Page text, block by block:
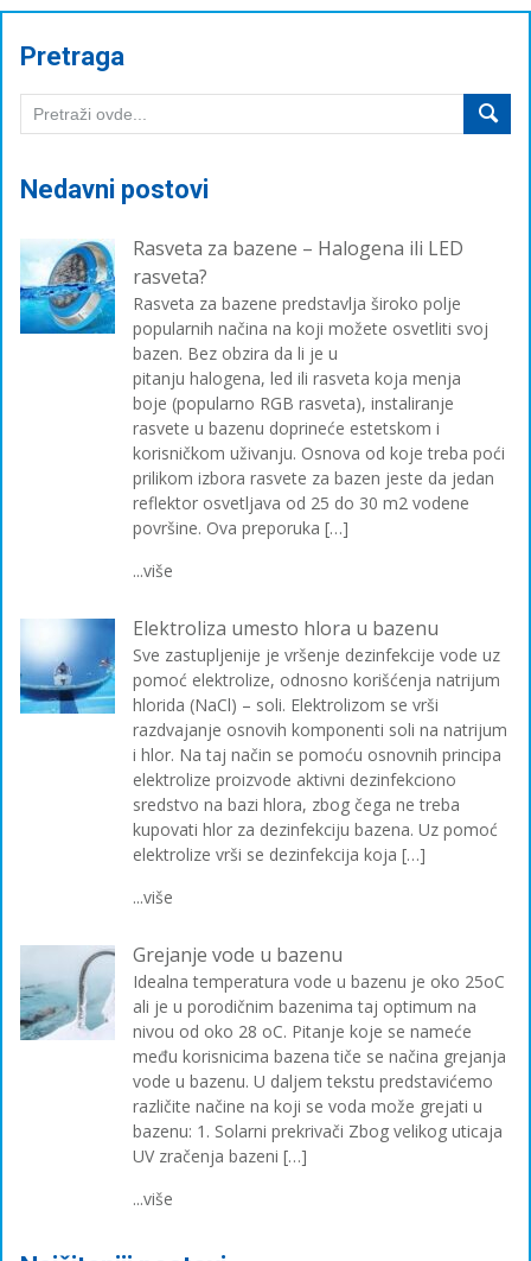
Pretraga
Nedavni postovi
Rasveta za bazene – Halogena ili LED
rasveta?
Rasveta za bazene predstavlja široko polje
popularnih načina na koji možete osvetliti svoj
bazen. Bez obzira da li je u
pitanju halogena, led ili rasveta koja menja
boje (popularno RGB rasveta), instaliranje
rasvete u bazenu doprineće estetskom i
korisničkom uživanju. Osnova od koje treba poći
prilikom izbora rasvete za bazen jeste da jedan
reflektor osvetljava od 25 do 30 m2 vodene
površine. Ova preporuka […]
...više
Elektroliza umesto hlora u bazenu
Sve zastupljenije je vršenje dezinfekcije vode uz
pomoć elektrolize, odnosno korišćenja natrijum
hlorida (NaCl) – soli. Elektrolizom se vrši
razdvajanje osnovih komponenti soli na natrijum
i hlor. Na taj način se pomoću osnovnih principa
elektrolize proizvode aktivni dezinfekciono
sredstvo na bazi hlora, zbog čega ne treba
kupovati hlor za dezinfekciju bazena. Uz pomoć
elektrolize vrši se dezinfekcija koja […]
...više
Grejanje vode u bazenu
Idealna temperatura vode u bazenu je oko 25oC
ali je u porodičnim bazenima taj optimum na
nivou od oko 28 oC. Pitanje koje se nameće
među korisnicima bazena tiče se načina grejanja
vode u bazenu. U daljem tekstu predstavićemo
različite načine na koji se voda može grejati u
bazenu: 1. Solarni prekrivači Zbog velikog uticaja
UV zračenja bazeni […]
...više